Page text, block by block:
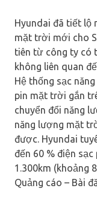
Hyundai đã tiết lộ
mặt trời mới cho
tiên từ công ty có
không liên quan
Hệ thống sạc
pin mặt trời gắn
chuyển đổi năng
năng lượng mặt
được. Hyundai
đến 60 % điện
1.300km (khoảng
Quảng cáo – Bài